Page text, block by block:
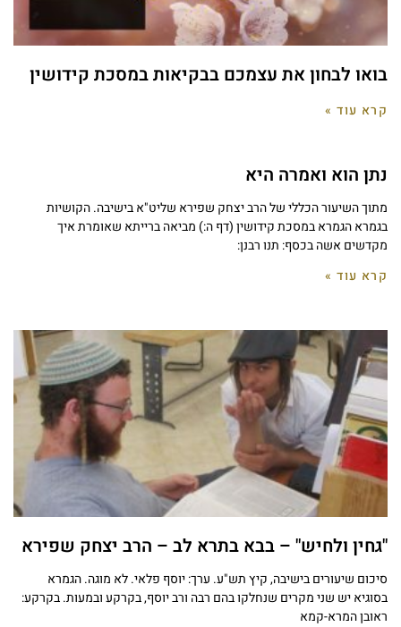
בואו לבחון את עצמכם בבקיאות במסכת קידושין
קרא עוד »
נתן הוא ואמרה היא
מתוך השיעור הכללי של הרב יצחק שפירא שליט"א בישיבה. הקושיות
בגמרא הגמרא במסכת קידושין (דף ה:) מביאה ברייתא שאומרת איך
מקדשים אשה בכסף: תנו רבנן:
קרא עוד »
"גחין ולחיש" – בבא בתרא לב – הרב יצחק שפירא
סיכום שיעורים בישיבה, קיץ תש"ע. ערך: יוסף פלאי. לא מוגה. הגמרא
בסוגיא יש שני מקרים שנחלקו בהם רבה ורב יוסף, בקרקע ובמעות. בקרקע:
ראובן המרא-קמא